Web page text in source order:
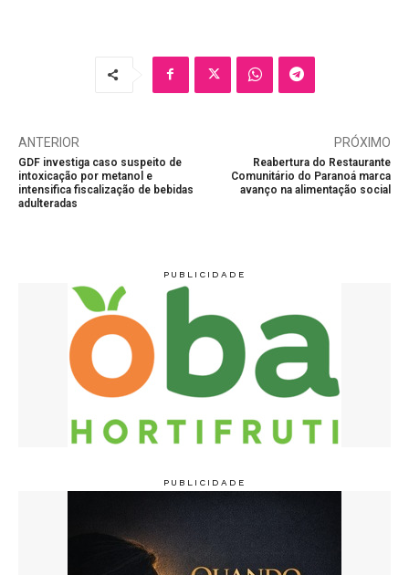
ANTERIOR
GDF investiga caso suspeito de
intoxicação por metanol e
intensifica fiscalização de bebidas
adulteradas
PRÓXIMO
Reabertura do Restaurante
Comunitário do Paranoá marca
avanço na alimentação social